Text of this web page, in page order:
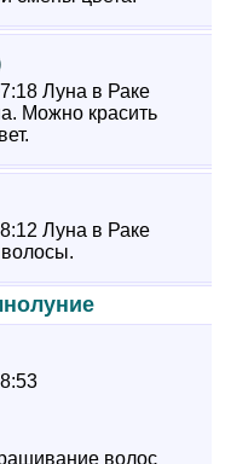
Луна в Раке
Можно красить
Луна в Раке
волос